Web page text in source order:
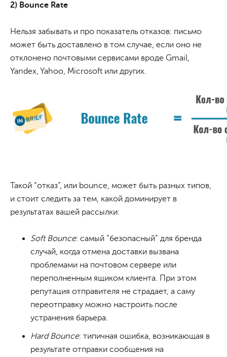
2) Bounce Rate
Нельзя забывать и про показатель отказов: письмо
может быть доставлено в том случае, если оно не
отклонено почтовыми сервисами вроде Gmail,
Yandex, Yahoo, Microsoft или других.
Такой “отказ”, или bounce, может быть разных типов,
и стоит следить за тем, какой доминирует в
результатах вашей рассылки:
Soft Bounce: самый “безопасный” для бренда
случай, когда отмена доставки вызвана
проблемами на почтовом сервере или
переполненным ящиком клиента. При этом
репутация отправителя не страдает, а саму
переотправку можно настроить после
устранения барьера.
Hard Bounce: типичная ошибка, возникающая в
результате отправки сообщения на